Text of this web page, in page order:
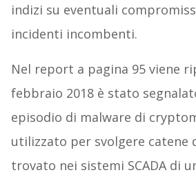
indizi su eventuali
incidenti incombenti.
Nel report a pagina 95 viene
febbraio 2018 è stato
episodio di malware di
utilizzato per svolgere catene
trovato nei sistemi SCADA di